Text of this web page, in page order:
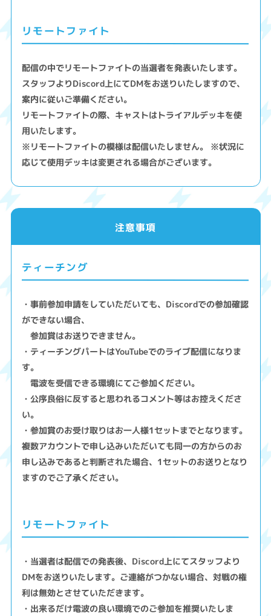
リモートファイト
配信の中でリモートファイトの当選者を発表いたします。
スタッフよりDiscord上にてDMをお送りいたしますので、
案内に従いご準備ください。
リモートファイトの際、キャストはトライアルデッキを使
用いたします。
※リモートファイトの模様は配信いたしません。 ※状況に
応じて使用デッキは変更される場合がございます。
注意事項
ティーチング
・事前参加申請をしていただいても、Discordでの参加確認
ができない場合、
参加賞はお送りできません。
・ティーチングパートはYouTubeでのライブ配信になりま
す。
電波を受信できる環境にてご参加ください。
・公序良俗に反すると思われるコメント等はお控えくださ
い。
・参加賞のお受け取りはお一人様1セットまでとなります。
複数アカウントで申し込みいただいても同一の方からのお
申し込みであると判断された場合、1セットのお送りとなり
ますのでご了承ください。
リモートファイト
・当選者は配信での発表後、Discord上にてスタッフより
DMをお送りいたします。ご連絡がつかない場合、対戦の権
利は無効とさせていただきます。
・出来るだけ電波の良い環境でのご参加を推奨いたしま